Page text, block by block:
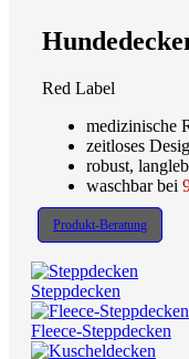
Red Label
medizinische
zeitloses
robust,
waschbar bei
Produkt-Beratung
Steppdecken
Fleece-Steppdecken